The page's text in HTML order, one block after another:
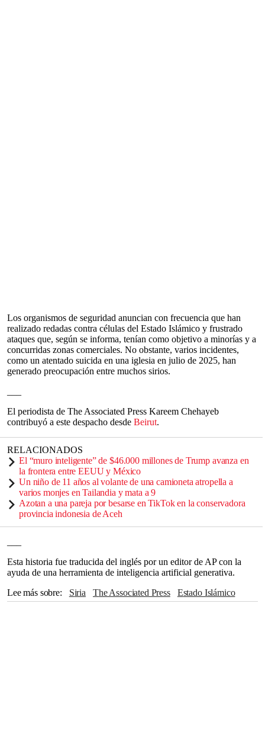
Los organismos de seguridad anuncian con frecuencia que han
realizado redadas contra células del Estado Islámico y frustrado
ataques que, según se informa, tenían como objetivo a minorías y a
concurridas zonas comerciales. No obstante, varios incidentes,
como un atentado suicida en una iglesia en julio de 2025, han
generado preocupación entre muchos sirios.
El periodista de The Associated Press Kareem Chehayeb
contribuyó a este despacho desde Beirut.
RELACIONADOS
El “muro inteligente” de $46.000 millones de Trump avanza en
la frontera entre EEUU y México
Un niño de 11 años al volante de una camioneta atropella a
varios monjes en Tailandia y mata a 9
Azotan a una pareja por besarse en TikTok en la conservadora
provincia indonesia de Aceh
Esta historia fue traducida del inglés por un editor de AP con la
ayuda de una herramienta de inteligencia artificial generativa.
Lee más sobre
Siria The Associated Press
Estado Islámico